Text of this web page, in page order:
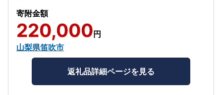
寄附金額
220,000円
山梨県笛吹市
返礼品詳細ページを見る